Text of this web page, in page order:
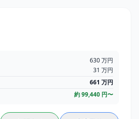
630万円
31 万円
661 万円
約99,440 円〜